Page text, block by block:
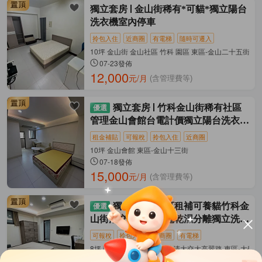
獨立套房
金山街稀有*可貓*獨立陽台
洗衣機室內停車
拎包入住 近商圈 有電梯 隨時可遷入
10坪 金山街 金山社區 竹科 園區 東區-金山二十五街
07-23發佈
12,000元/月 (含管理費等)
獨立套房
竹科金山街稀有社區
管理金山會館台電計價獨立陽台洗衣機
乾濕分離
租金補貼 可報稅 拎包入住 近商圈
10坪 金山會館 東區-金山十三街
07-18發佈
15,000元/月 (含管理費等)
獨立套房
✨可租補可養貓竹科金
山街清交大稀有台電乾濕分離獨立洗衣
機
可報稅 拎包入住 近商圈 有電梯
8坪 園區竹科金山街光復路清大交大高翠路 東區-大學路
07-18發佈